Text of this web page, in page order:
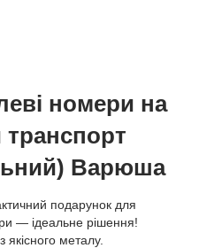
номери на
Варюша
подарунок для
— ідеальне рішення!
якісного металу.